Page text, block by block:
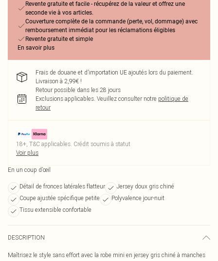
Revente gratuite et facile - récupérez de la valeur et offrez une
seconde vie à vos articles.
Couverture complète de la commande (perte, vol, dommage) avec
remboursement immédiat pour les réclamations éligibles
Revente gratuite et simple
En savoir plus
Frais de douane et d’importation UE ajoutés lors du paiement.
Livraison à 2,99€ !
Retour possible dans les 28 jours
Exclusions applicables. Veuillez consulter notre politique de
retour
18+, T&C applicables. Crédit soumis à statut
Voir plus
En un coup d’œil
Détail de fronces latérales flatteur
Jersey doux gris chiné
Coupe ajustée spécifique petite
Polyvalence jour-nuit
Tissu extensible confortable
DESCRIPTION
Maîtrisez le style sans effort avec la robe mini en jersey gris chiné à manches